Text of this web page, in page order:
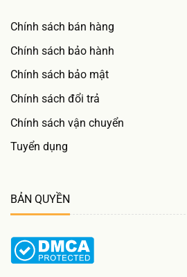
Chính sách bán hàng
Chính sách bảo hành
Chính sách bảo mật
Chính sách đổi trả
Chính sách vận chuyển
Tuyển dụng
BẢN QUYỀN